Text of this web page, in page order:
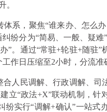
。
系，聚焦“谁来办、怎么
纷分为“简易、一般、疑难
”。通过“常驻+轮驻+随驻
作日压缩至2小时，分流准
人民调解、行政调解、司
立“政法+X”联动机制，针
实行“调解+确认”一站式